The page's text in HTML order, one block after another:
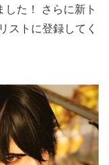
た！ さらに新ト
ストに登録してく